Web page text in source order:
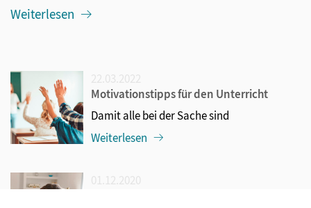
Weiterlesen
Motivationstipps für den Unterricht
Damit alle bei der Sache sind
Weiterlesen